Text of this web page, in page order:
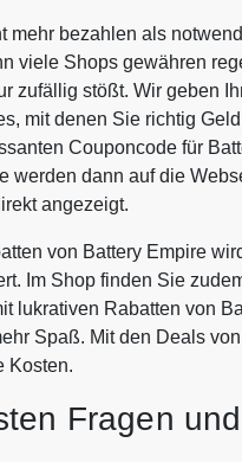
mehr bezahlen als
viele Shops gewähren
zufällig stößt. Wir geben
mit denen Sie richtig
Couponcode für
werden dann auf die
angezeigt.
von Battery Empire
Im Shop finden Sie
lukrativen Rabatten von
Spaß. Mit den Deals
Kosten.
Fragen